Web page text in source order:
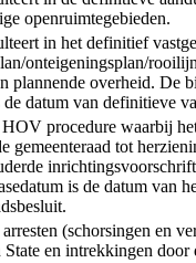
openruimtegebieden.
in het definitief
onteigeningsplan/
plannende overheid. De
de datum van definitieve
procedure waarbij
gemeenteraad tot
is de datum van
(schorsingen en
State en intrekkingen door